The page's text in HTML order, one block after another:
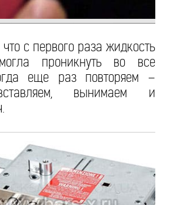
с первого раза жидкость
проникнуть во все
еще раз повторяем –
вынимаем и